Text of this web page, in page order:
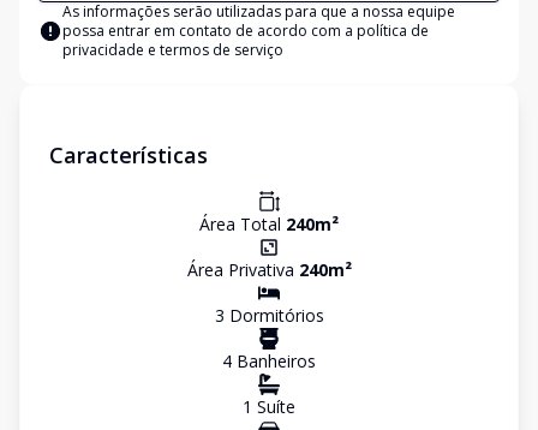
As informações serão utilizadas para que a nossa equipe
possa entrar em contato de acordo com a política de
privacidade e termos de serviço
Características
Área Total 240m²
Área Privativa 240m²
3 Dormitórios
4 Banheiros
1 Suíte